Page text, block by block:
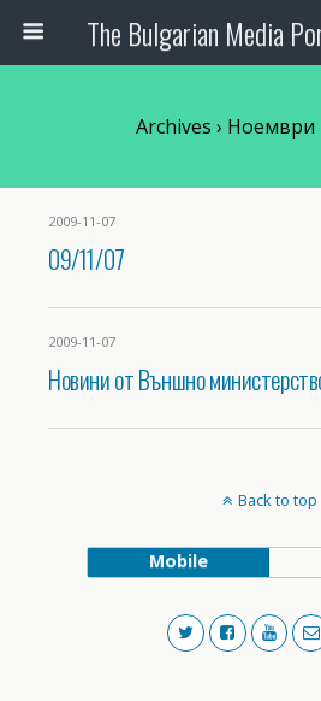
Archives › Ноември
2009-11-07
09/11/07
2009-11-07
Новини от Външно
Back to top
Mobile